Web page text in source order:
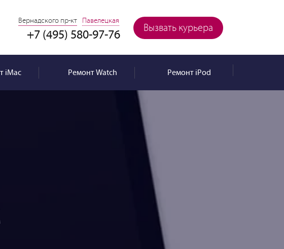
Вызвать курьера
Вернадского пр-кт Павелецкая
+7 (495) 580-97-76
iMac РемонтWatch РемонтiPod